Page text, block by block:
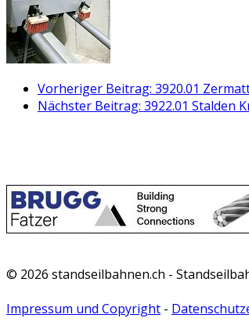
Vorheriger Beitrag: 3920.01
Nächster Beitrag: 3922.01 Stalden
© 2026 standseilbahnen.ch -
Impressum und Copyright -